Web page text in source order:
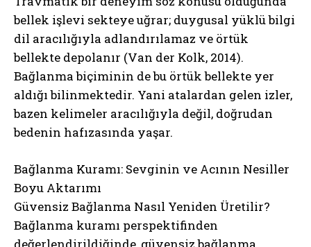
bellek işlevi sekteye uğrar; duygusal yüklü bilgi
dil aracılığıyla adlandırılamaz ve örtük
bellekte depolanır (Van der Kolk, 2014).
Bağlanma biçiminin de bu örtük bellekte yer
aldığı bilinmektedir. Yani atalardan gelen izler,
bazen kelimeler aracılığıyla değil, doğrudan
bedenin hafızasında yaşar.
Bağlanma Kuramı: Sevginin ve Acının Nesiller
Boyu Aktarımı
Güvensiz Bağlanma Nasıl Yeniden Üretilir?
Bağlanma kuramı perspektifinden
değerlendirildiğinde, güvensiz bağlanma